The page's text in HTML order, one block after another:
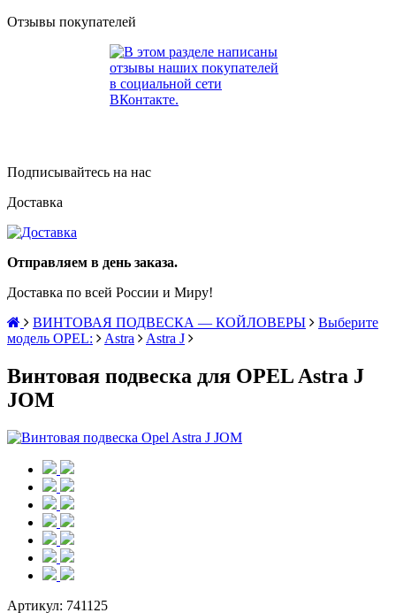
Отзывы покупателей
Подписывайтесь на нас
Доставка
Отправляем в день заказа.
Доставка по всей России и Миру!
ВИНТОВАЯ ПОДВЕСКА — КОЙЛОВЕРЫ
Выберите
модель OPEL:
Astra Astra J
Винтовая подвеска для OPEL Astra J
JOM
Артикул: 741125